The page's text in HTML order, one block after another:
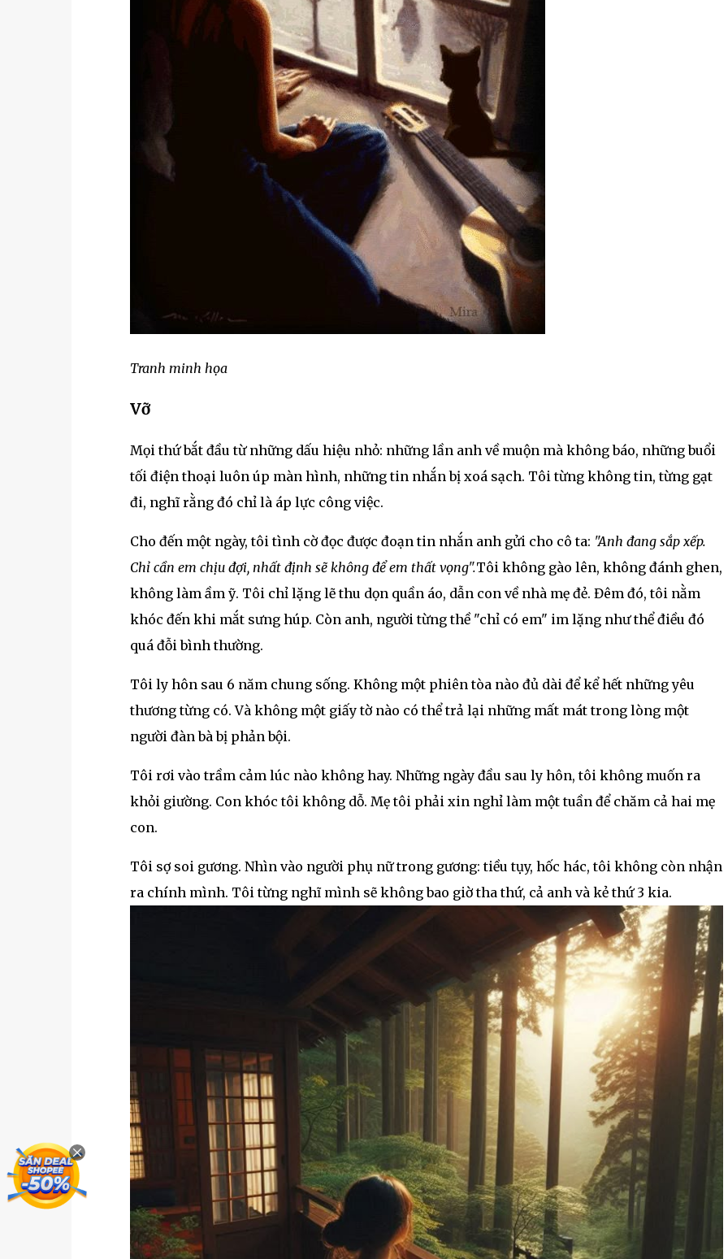
Tranh minh họa
Vỡ
Mọi thứ bắt đầu từ những dấu hiệu nhỏ: những lần anh về muộn mà không báo, những buổi
tối điện thoại luôn úp màn hình, những tin nhắn bị xoá sạch. Tôi từng không tin, từng gạt
đi, nghĩ rằng đó chỉ là áp lực công việc.
Cho đến một ngày, tôi tình cờ đọc được đoạn tin nhắn anh gửi cho cô ta: "Anh đang sắp xếp.
Chỉ cần em chịu đợi, nhất định sẽ không để em thất vọng".Tôi không gào lên, không đánh ghen,
không làm ầm ỹ. Tôi chỉ lặng lẽ thu dọn quần áo, dẫn con về nhà mẹ đẻ. Đêm đó, tôi nằm
khóc đến khi mắt sưng húp. Còn anh, người từng thề "chỉ có em" im lặng như thể điều đó
quá đỗi bình thường.
Tôi ly hôn sau 6 năm chung sống. Không một phiên tòa nào đủ dài để kể hết những yêu
thương từng có. Và không một giấy tờ nào có thể trả lại những mất mát trong lòng một
người đàn bà bị phản bội.
Tôi rơi vào trầm cảm lúc nào không hay. Những ngày đầu sau ly hôn, tôi không muốn ra
khỏi giường. Con khóc tôi không dỗ. Mẹ tôi phải xin nghỉ làm một tuần để chăm cả hai mẹ
con.
Tôi sợ soi gương. Nhìn vào người phụ nữ trong gương: tiều tụy, hốc hác, tôi không còn nhận
ra chính mình. Tôi từng nghĩ mình sẽ không bao giờ tha thứ, cả anh và kẻ thứ 3 kia.